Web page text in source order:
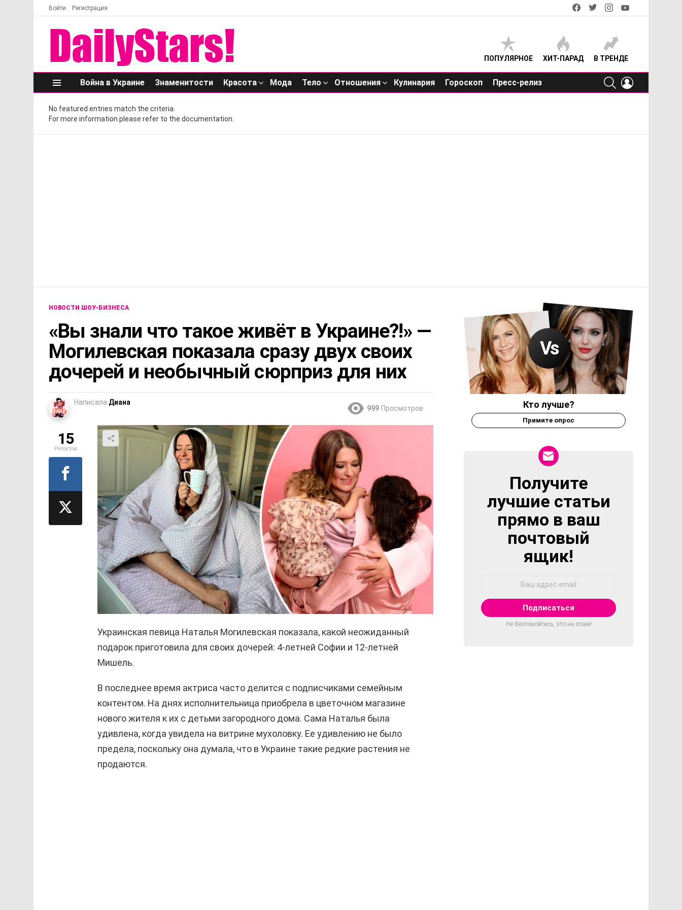
Войти Регистрация
facebooktwitterinstagram
ПОПУЛЯРНОЕ ХИТ-ПАРАД В ТРЕНДЕ
Меню
Война в Украине Знаменитости Красота Мода Тело Отношения Кулинария Гороскоп Пресс-релиз
SEARCH
No featured entries match the criteria.
For more information please refer to the documentation.
НОВОСТИ ШОУ-БИЗНЕСА
«Вы знали что такое живёт в Украине?!» —
Могилевская показала сразу двух своих
дочерей и необычный сюрприз для них
Написала Диана
999 Просмотров
Украинская певица Наталья Могилевская показала, какой неожиданный
подарок приготовила для своих дочерей: 4-летней Софии и 12-летней
Мишель.
В последнее время актриса часто делится с подписчиками семейным
контентом. На днях исполнительница приобрела в цветочном магазине
нового жителя к их с детьми загородного дома. Сама Наталья была
удивлена, когда увидела на витрине мухоловку. Ее удивлению не было
предела, поскольку она думала, что в Украине такие редкие растения не
продаются.
15
Репостов
Кто лучше?
Примите опрос
NEWSLETTER
Получите
лучшие статьи
прямо в ваш
почтовый
ящик!
Не беспокойтесь, это не спам!